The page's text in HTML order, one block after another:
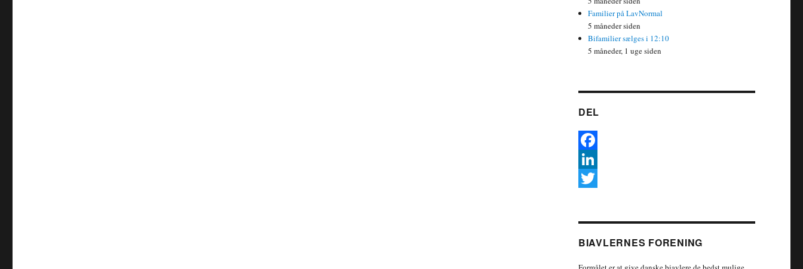
Familier på LavNormal
5 måneder siden
Bifamilier sælges i 12:10
5 måneder, 1 uge siden
DEL
F
aL
BIAVLERNES FORENING